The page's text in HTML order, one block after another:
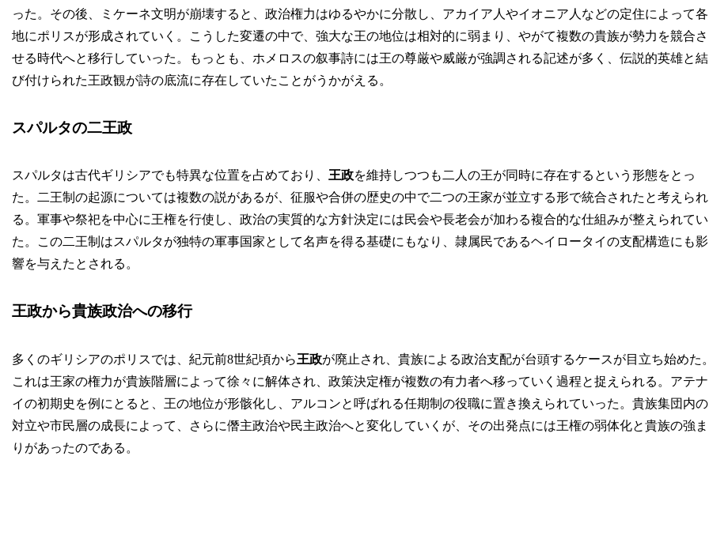
った。その後、ミケーネ文明が崩壊すると、政治権力はゆるやかに分散し、アカイア人やイオニア人などの定住によって各
地にポリスが形成されていく。こうした変遷の中で、強大な王の地位は相対的に弱まり、やがて複数の貴族が勢力を競合さ
せる時代へと移行していった。もっとも、ホメロスの叙事詩には王の尊厳や威厳が強調される記述が多く、伝説的英雄と結
び付けられた王政観が詩の底流に存在していたことがうかがえる。
スパルタの二王政
スパルタは古代ギリシアでも特異な位置を占めており、 王政を維持しつつも二人の王が同時に存在するという形態をとっ
た。二王制の起源については複数の説があるが、征服や合併の歴史の中で二つの王家が並立する形で統合されたと考えられ
る。軍事や祭祀を中心に王権を行使し、政治の実質的な方針決定には民会や長老会が加わる複合的な仕組みが整えられてい
た。この二王制はスパルタが独特の軍事国家として名声を得る基礎にもなり、隷属民であるヘイロータイの支配構造にも影
響を与えたとされる。
王政から貴族政治への移行
多くのギリシアのポリスでは、紀元前8世紀頃から王政が廃止され、貴族による政治支配が台頭するケースが目立ち始めた
これは王家の権力が貴族階層によって徐々に解体され、政策決定権が複数の有力者へ移っていく過程と捉えられる。アテナ
イの初期史を例にとると、王の地位が形骸化し、アルコンと呼ばれる任期制の役職に置き換えられていった。貴族集団内の
対立や市民層の成長によって、さらに僭主政治や民主政治へと変化していくが、その出発点には王権の弱体化と貴族の強ま
りがあったのである。